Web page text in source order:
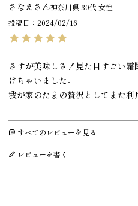
さなえ 神奈川県 30代 女性
投稿日
2024/02/16
さすが美味しさ！見た目すごい
けちゃいました。
我が家のたまの贅沢としてまた利
すべてのレビューを見る
レビューを書く